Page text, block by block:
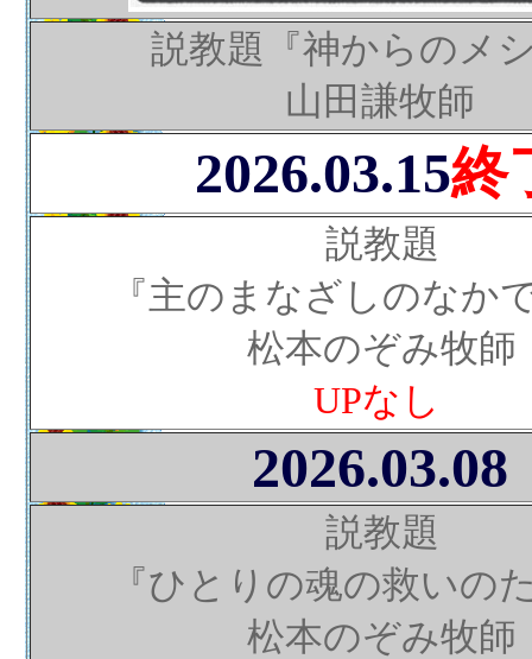
説教題『神からのメ
山田謙牧師
2026.03.15終
説教題
『主のまなざしのなか
松本のぞみ牧師
UPなし
2026.03.08
説教題
『ひとりの魂の救いの
松本のぞみ牧師